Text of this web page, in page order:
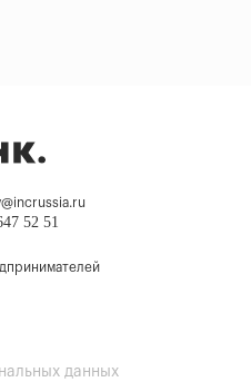
52 51
данных